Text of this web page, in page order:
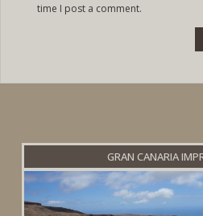
time I post a comment.
GRAN CANARIA